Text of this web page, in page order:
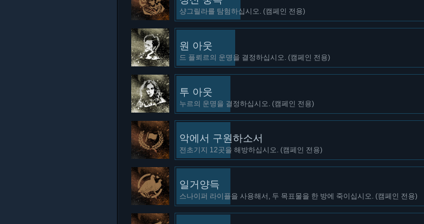
샹그릴라를 탐험하십시오. (캠페인 전용)
원 아웃
드 플뢰르의 운명을 결정하십시오. (캠페인 전용)
투 아웃
누르의 운명을 결정하십시오. (캠페인 전용)
악에서 구원하소서
전초기지 12곳을 해방하십시오. (캠페인 전용)
일거양득
스나이퍼 라이플을 사용해서, 두 목표물을 한 방에 죽이십시오. (캠페인 전용)